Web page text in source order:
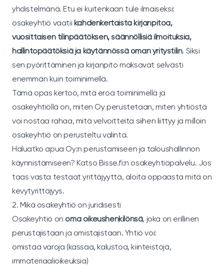
yhdistelmänä. Etu ei kuitenkaan tule ilmaiseksi:
osakeyhtiö vaatii kahdenkertaista kirjanpitoa,
vuosittaisen tilinpäätöksen, säännöllisiä ilmoituksia,
hallintopäätöksiä ja käytännössä oman yritystilin. Siksi
sen pyörittäminen ja kirjanpito maksavat selvästi
enemmän kuin toiminimellä.
Tämä opas kertoo, mitä eroa toiminimellä ja
osakeyhtiöllä on, miten Oy perustetaan, miten yhtiöstä
voi nostaa rahaa, mitä velvoitteita siihen liittyy ja milloin
osakeyhtiö on perusteltu valinta.
Haluatko apua Oy:n perustamiseen ja taloushallinnon
käynnistämiseen? Katso Bisse.fi:n osakeyhtiöpalvelu. Jos
taas vasta testaat yrittäjyyttä, aloita oppaastamitä on
kevytyrittäjyys.
2. Mikä osakeyhtiö on juridisesti
Osakeyhtiö on oma oikeushenkilönsä, joka on erillinen
perustajistaan ja omistajistaan. Yhtiö voi:
omistaa varoja (kassaa, kalustoa, kiinteistöjä,
immateriaalioikeuksia)